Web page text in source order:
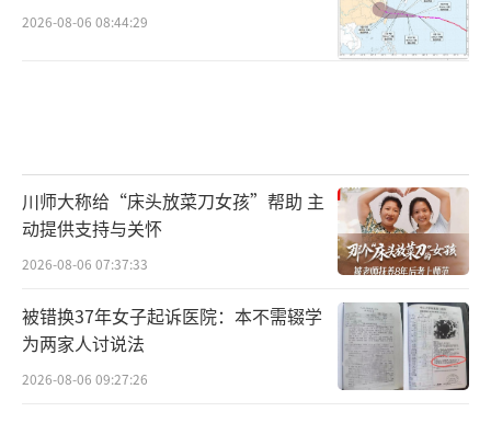
2026-08-06 08:44:29
川师大称给“床头放菜刀女孩”帮助 主
动提供支持与关怀
2026-08-06 07:37:33
被错换37年女子起诉医院：本不需辍学
为两家人讨说法
2026-08-06 09:27:26